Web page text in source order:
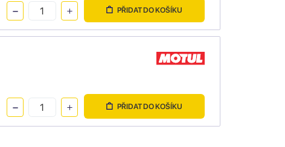
PŘIDAT DO KOŠÍKU
PŘIDAT DO KOŠÍKU